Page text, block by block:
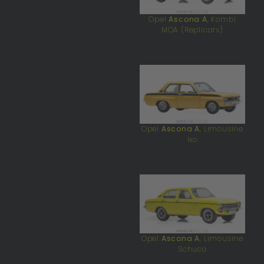
Opel Ascona A, Kombi
MOA (Replicars)
Opel Ascona A, Limousine
Ixo
Opel Ascona A, Limousine
Schuco